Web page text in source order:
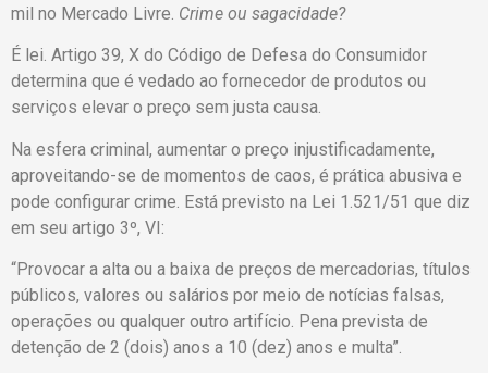
mil no Mercado Livre. Crime ou sagacidade?
É lei. Artigo 39, X do Código de Defesa do Consumidor
determina que é vedado ao fornecedor de produtos ou
serviços elevar o preço sem justa causa.
Na esfera criminal, aumentar o preço injustificadamente,
aproveitando-se de momentos de caos, é prática abusiva e
pode configurar crime. Está previsto na Lei 1.521/51 que diz
em seu artigo 3º, VI:
“Provocar a alta ou a baixa de preços de mercadorias, títulos
públicos, valores ou salários por meio de notícias falsas,
operações ou qualquer outro artifício. Pena prevista de
detenção de 2 (dois) anos a 10 (dez) anos e multa”.